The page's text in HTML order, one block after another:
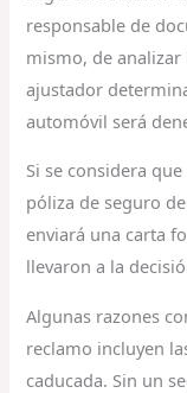
responsable de
mismo, de
ajustador
automóvil será
Si se considera
póliza de seguro
enviará una carta
llevaron a la
Algunas razones
reclamo incluyen
caducada. Sin un